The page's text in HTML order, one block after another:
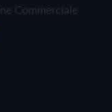
Commerciale